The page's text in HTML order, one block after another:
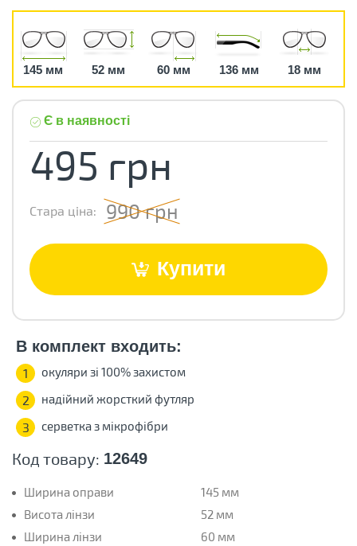
145 мм 52 мм 60 мм 136 мм 18 мм
Код товару: 12649
Ширина оправи
145 мм
Висота лінзи
52 мм
Ширина лінзи
60 мм
Є в наявності
495 грн
Стара ціна: 990 грн
Купити
В комплект входить:
1 окуляри зі 100% захистом
2 надійний жорсткий футляр
3 серветка з мікрофібри